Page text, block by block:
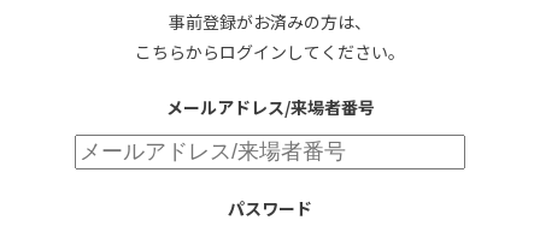
事前登録がお済みの方は、
こちらからログインしてください。
メールアドレス/来場者番号
パスワード